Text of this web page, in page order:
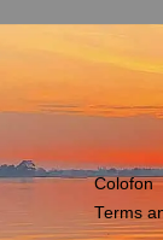
Colofon
Terms